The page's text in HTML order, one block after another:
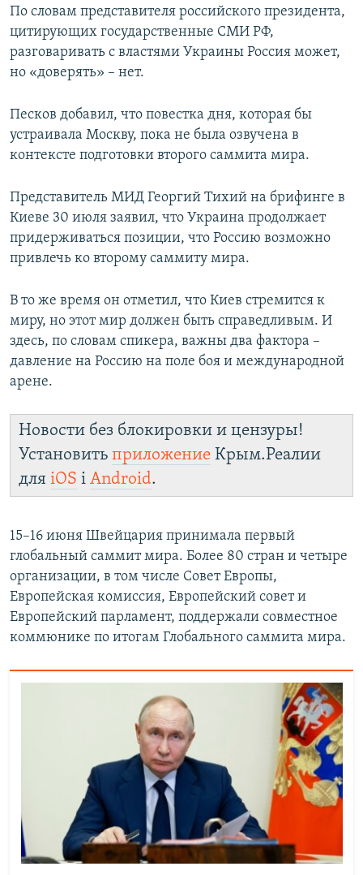
По словам представителя российского президента,
цитирующих государственные СМИ РФ,
разговаривать с властями Украины Россия может,
но «доверять» – нет.
Песков добавил, что повестка дня, которая бы
устраивала Москву, пока не была озвучена в
контексте подготовки второго саммита мира.
Представитель МИД Георгий Тихий на брифинге в
Киеве 30 июля заявил, что Украина продолжает
придерживаться позиции, что Россию возможно
привлечь ко второму саммиту мира.
В то же время он отметил, что Киев стремится к
миру, но этот мир должен быть справедливым. И
здесь, по словам спикера, важны два фактора –
давление на Россию на поле боя и международной
арене.
Новости без блокировки и цензуры!
Установить приложение Крым.Реалии
для iOS і Android.
15–16 июня Швейцария принимала первый
глобальный саммит мира. Более 80 стран и четыре
организации, в том числе Совет Европы,
Европейская комиссия, Европейский совет и
Европейский парламент, поддержали совместное
коммюнике по итогам Глобального саммита мира.